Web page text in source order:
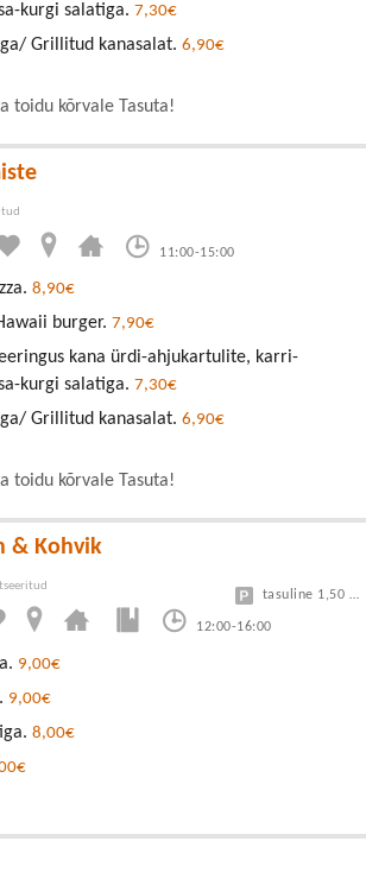
kurgi salatiga. 7,30€
Grillitud kanasalat. 6,90€
toidu kõrvale Tasuta!
11:00-15:00
8,90€
burger. 7,90€
kana ürdi-ahjukartulite, karri-
kurgi salatiga. 7,30€
Grillitud kanasalat. 6,90€
toidu kõrvale Tasuta!
& Kohvik
12:00-16:00
tasuline 1,50 eur/h
9,00€
9,00€
8,00€